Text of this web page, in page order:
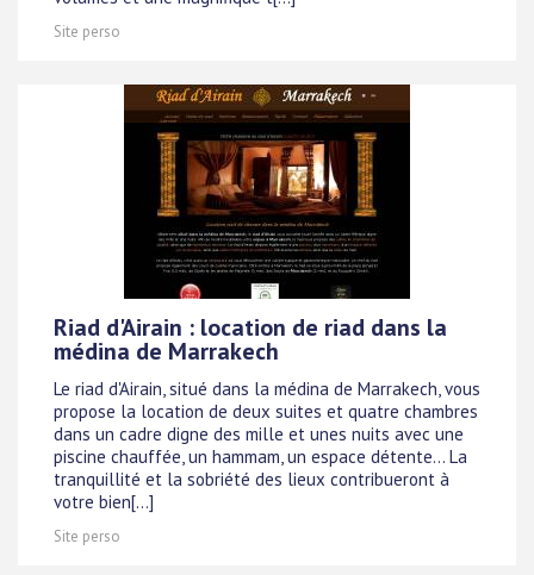
Site perso
Riad d'Airain : location de riad dans la
médina de Marrakech
Le riad d'Airain, situé dans la médina de Marrakech, vous
propose la location de deux suites et quatre chambres
dans un cadre digne des mille et unes nuits avec une
piscine chauffée, un hammam, un espace détente... La
tranquillité et la sobriété des lieux contribueront à
votre bien[...]
Site perso